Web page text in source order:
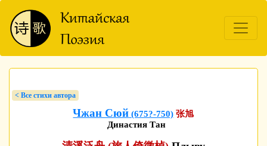
< Bсе стихи автора
Чжан Сюй (675?-750) 张旭
Династия Тан